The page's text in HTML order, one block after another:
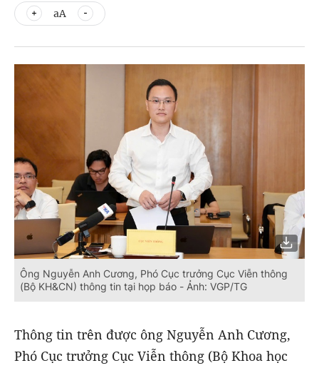
aA
Ông Nguyễn Anh Cương, Phó Cục trưởng Cục Viễn thông
(Bộ KH&CN) thông tin tại họp báo - Ảnh: VGP/TG
Thông tin trên được ông Nguyễn Anh Cương,
Phó Cục trưởng Cục Viễn thông (Bộ Khoa học